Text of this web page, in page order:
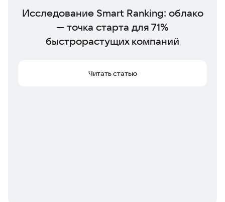
Исследование Smart Ranking: облако
— точка старта для 71%
быстрорастущих компаний
Читать статью